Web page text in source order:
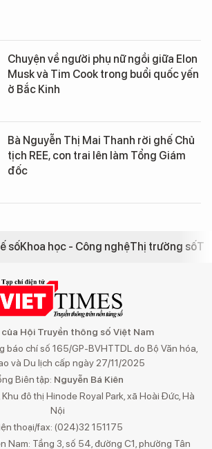
Chuyện về người phụ nữ ngồi giữa Elon
Musk và Tim Cook trong buổi quốc yến
ở Bắc Kinh
Bà Nguyễn Thị Mai Thanh rời ghế Chủ
tịch REE, con trai lên làm Tổng Giám
đốc
sốKhoa học - Công nghệThị trường số
Hội Truyền thông số Việt Nam
báo chí số 165/GP-BVHTTDL do Bộ Văn hóa,
và Du lịch cấp ngày 27/11/2025
Biên tập: Nguyễn Bá Kiên
Khu đô thị Hinode Royal Park, xã Hoài Đức, Hà
Nội
thoại/fax: (024)32 151175
Nam: Tầng 3, số 54, đường C1, phường Tân